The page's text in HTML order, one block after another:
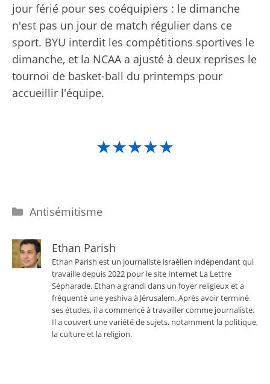
jour férié pour ses coéquipiers : le dimanche
n'est pas un jour de match régulier dans ce
sport. BYU interdit les compétitions sportives le
dimanche, et la NCAA a ajusté à deux reprises le
tournoi de basket-ball du printemps pour
accueillir l'équipe.
★★★★★
Catégories
Antisémitisme
Ethan Parish
Ethan Parish est un journaliste israélien indépendant qui
travaille depuis 2022 pour le site Internet La Lettre
Sépharade. Ethan a grandi dans un foyer religieux et a
fréquenté une yeshiva à Jérusalem. Après avoir terminé
ses études, il a commencé à travailler comme journaliste.
Il a couvert une variété de sujets, notamment la politique,
la culture et la religion.